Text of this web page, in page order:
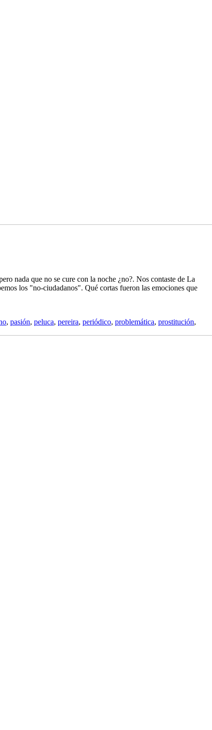
nada que no se cure con la noche ¿no?. Nos contaste de La
los "no-ciudadanos". Qué cortas fueron las emociones que
, pasión, peluca, pereira, periódico, problemática, prostitución,